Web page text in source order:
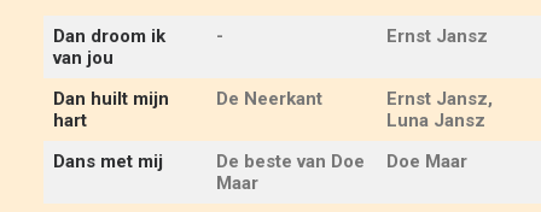
Dan droom ik
van jou
- Ernst Jansz
Dan huilt mijn
hart
De Neerkant
Ernst Jansz,
Luna Jansz
Dans met mij
De beste van Doe
Maar
Doe Maar